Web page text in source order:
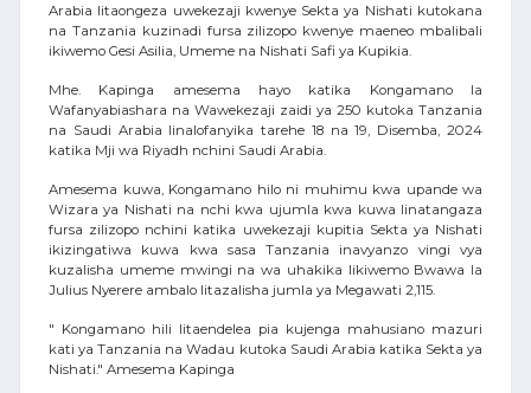
Arabia litaongeza uwekezaji kwenye Sekta ya Nishati kutokana
na Tanzania kuzinadi fursa zilizopo kwenye maeneo mbalibali
ikiwemo Gesi Asilia, Umeme na Nishati Safi ya Kupikia.
Mhe. Kapinga amesema hayo katika Kongamano la
Wafanyabiashara na Wawekezaji zaidi ya 250 kutoka Tanzania
na Saudi Arabia linalofanyika tarehe 18 na 19, Disemba, 2024
katika Mji wa Riyadh nchini Saudi Arabia.
Amesema kuwa, Kongamano hilo ni muhimu kwa upande wa
Wizara ya Nishati na nchi kwa ujumla kwa kuwa linatangaza
fursa zilizopo nchini katika uwekezaji kupitia Sekta ya Nishati
ikizingatiwa kuwa kwa sasa Tanzania inavyanzo vingi vya
kuzalisha umeme mwingi na wa uhakika likiwemo Bwawa la
Julius Nyerere ambalo litazalisha jumla ya Megawati 2,115.
" Kongamano hili litaendelea pia kujenga mahusiano mazuri
kati ya Tanzania na Wadau kutoka Saudi Arabia katika Sekta ya
Nishati." Amesema Kapinga